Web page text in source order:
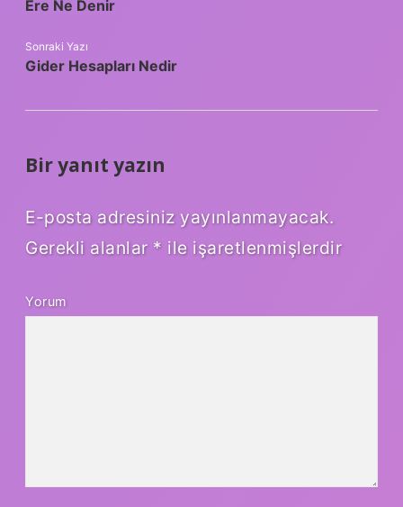
Ere Ne Denir
Sonraki Yazı
Gider Hesapları Nedir
Bir yanıt yazın
E-posta adresiniz yayınlanmayacak.
Gerekli alanlar * ile işaretlenmişlerdir
Yorum